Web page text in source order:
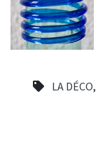
LA DÉCO,